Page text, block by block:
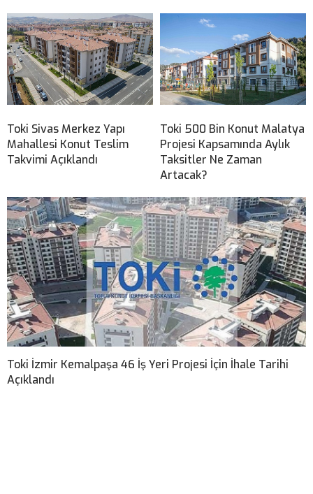
Toki Sivas Merkez Yapı
Mahallesi Konut Teslim
Takvimi Açıklandı
Toki 500 Bin Konut Malatya
Projesi Kapsamında Aylık
Taksitler Ne Zaman
Artacak?
Toki İzmir Kemalpaşa 46 İş Yeri Projesi İçin İhale Tarihi
Açıklandı